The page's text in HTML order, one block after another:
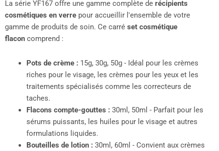
La série YF167 offre une gamme complète de récipients
cosmétiques en verre pour accueillir l'ensemble de votre
gamme de produits de soin. Ce carré set cosmétique
flacon comprend :
Pots de crème :15g, 30g, 50g - Idéal pour les crèmes
riches pour le visage, les crèmes pour les yeux et les
traitements spécialisés comme les correcteurs de
taches.
Flacons compte-gouttes :30ml, 50ml - Parfait pour les
sérums puissants, les huiles pour le visage et autres
formulations liquides.
Bouteilles de lotion :30ml, 60ml - Convient aux crèmes